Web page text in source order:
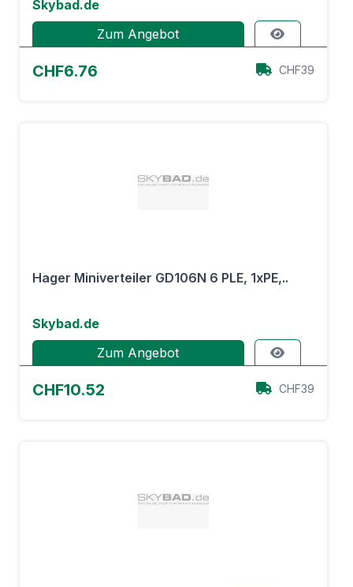
Skybad.de
Zum Angebot
CHF6.76 CHF39
Hager Miniverteiler GD106N 6 PLE, 1xPE,..
Skybad.de
Zum Angebot
CHF10.52 CHF39